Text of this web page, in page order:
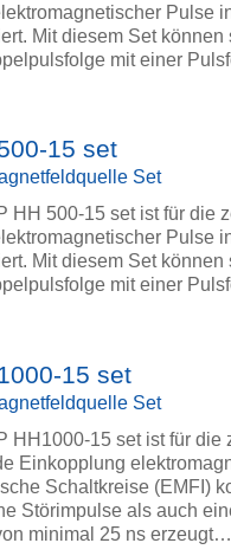
Pulse
Mit diesem Set
mit einer
15 set
Set
HH 500-15 set ist für die
Pulse
Mit diesem Set
mit einer
15 set
Set
HH1000-15 set ist für die
Einkopplung
Schaltkreise (EMFI)
Störimpulse als auch
minimal 25 ns erzeugt…